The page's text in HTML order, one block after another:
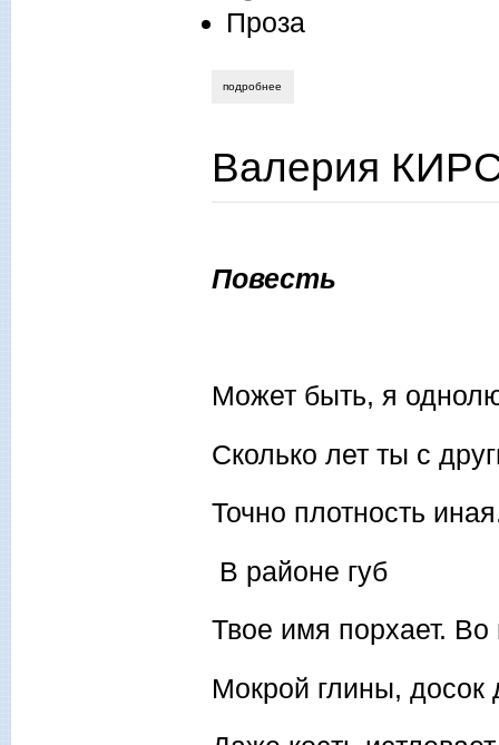
Проза
подробнее
Валерия
Повесть
Может быть, я
Сколько лет ты с
Точно плотность
В районе губ
Твое имя порхает.
Мокрой глины, досок